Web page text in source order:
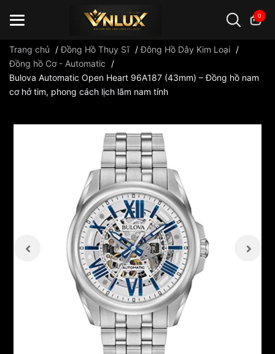
0
Đồng hồ casio đồng hồ G-Shock đồng hồ Orient ...
Trang chủ /Đồng Hồ Thụy Sĩ /Đông Hồ Dây Kim Loại /
Đồng hồ Cơ - Automatic
/
Bulova Automatic Open Heart 96A187 (43mm) – Đồng hồ nam
cơ hở tim, phong cách lịch lãm nam tính